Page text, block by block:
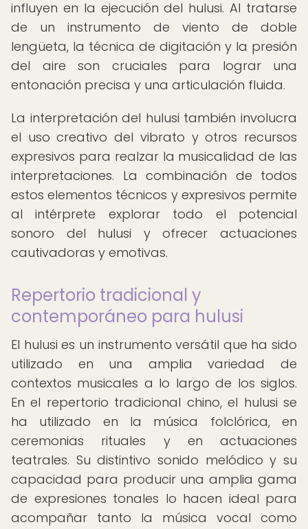
influyen en la ejecución del hulusi. Al tratarse
de un instrumento de viento de doble
lengüeta, la técnica de digitación y la presión
del aire son cruciales para lograr una
entonación precisa y una articulación fluida.
La interpretación del hulusi también involucra
el uso creativo del vibrato y otros recursos
expresivos para realzar la musicalidad de las
interpretaciones. La combinación de todos
estos elementos técnicos y expresivos permite
al intérprete explorar todo el potencial
sonoro del hulusi y ofrecer actuaciones
cautivadoras y emotivas.
Repertorio tradicional y
contemporáneo para hulusi
El hulusi es un instrumento versátil que ha sido
utilizado en una amplia variedad de
contextos musicales a lo largo de los siglos.
En el repertorio tradicional chino, el hulusi se
ha utilizado en la música folclórica, en
ceremonias rituales y en actuaciones
teatrales. Su distintivo sonido melódico y su
capacidad para producir una amplia gama
de expresiones tonales lo hacen ideal para
acompañar tanto la música vocal como